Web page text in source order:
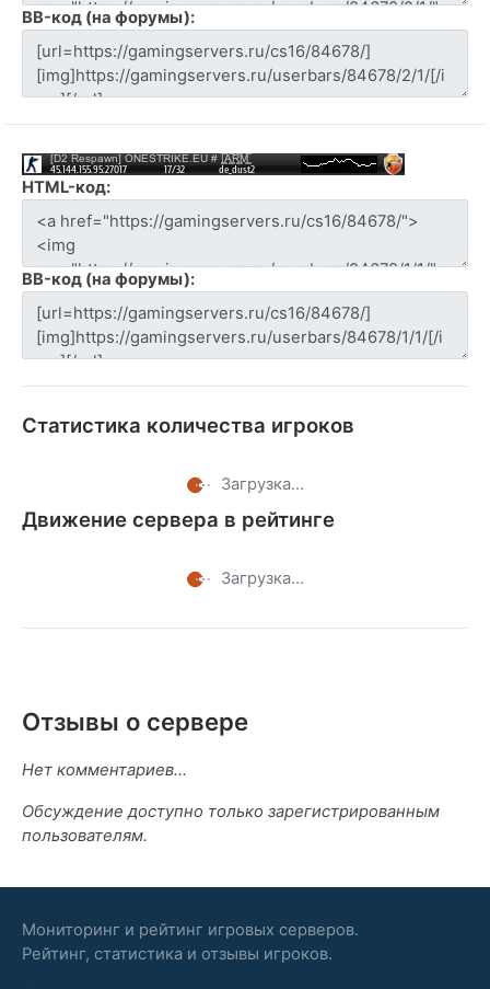
BB-код (на форумы):
HTML-код:
BB-код (на форумы):
Статистика количества игроков
Загрузка...
Движение сервера в рейтинге
Загрузка...
Отзывы о сервере
Нет комментариев...
Обсуждение доступно только зарегистрированным
пользователям.
Мониторинг и рейтинг игровых серверов.
Рейтинг, статистика и отзывы игроков.